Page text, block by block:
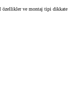
özellikler ve montaj tipi dikkate